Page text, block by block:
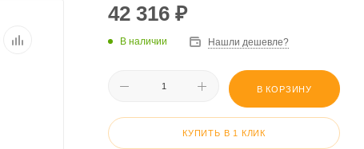
42 316 ₽
В наличии Нашли дешевле?
В КОРЗИНУ
КУПИТЬ В 1 КЛИК